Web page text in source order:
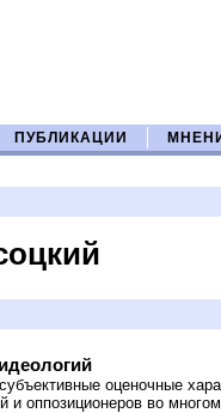
ПУБЛИКАЦИИ
оценочные
и оппозиционеров во